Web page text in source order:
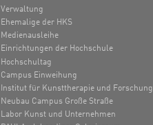
Verwaltung
Ehemalige der HKS
Medienausleihe
Einrichtungen der Hochschule
Hochschultag
Campus Einweihung
Institut für Kunsttherapie und Forschung
Neubau Campus Große Straße
Labor Kunst und Unternehmen